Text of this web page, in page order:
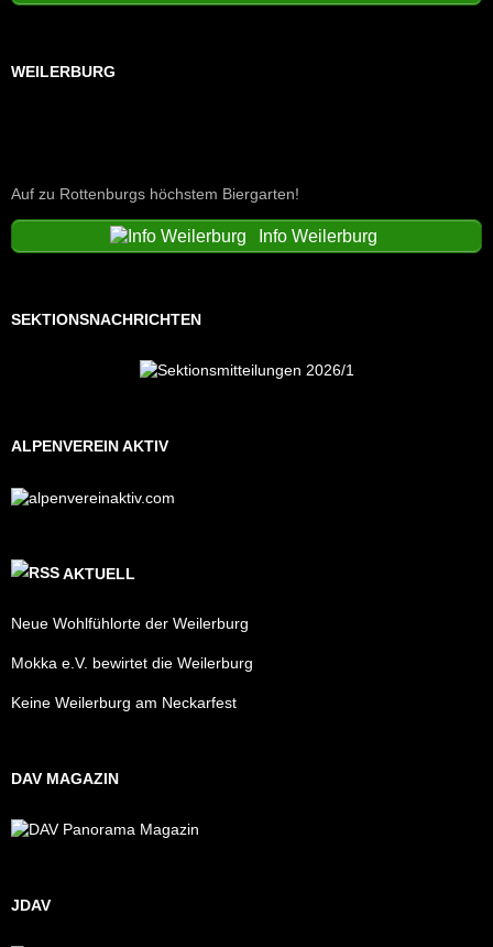
WEILERBURG
Auf zu Rottenburgs höchstem Biergarten!
Info Weilerburg
SEKTIONSNACHRICHTEN
ALPENVEREIN AKTIV
AKTUELL
Neue Wohlfühlorte der Weilerburg
Mokka e.V. bewirtet die Weilerburg
Keine Weilerburg am Neckarfest
DAV MAGAZIN
JDAV